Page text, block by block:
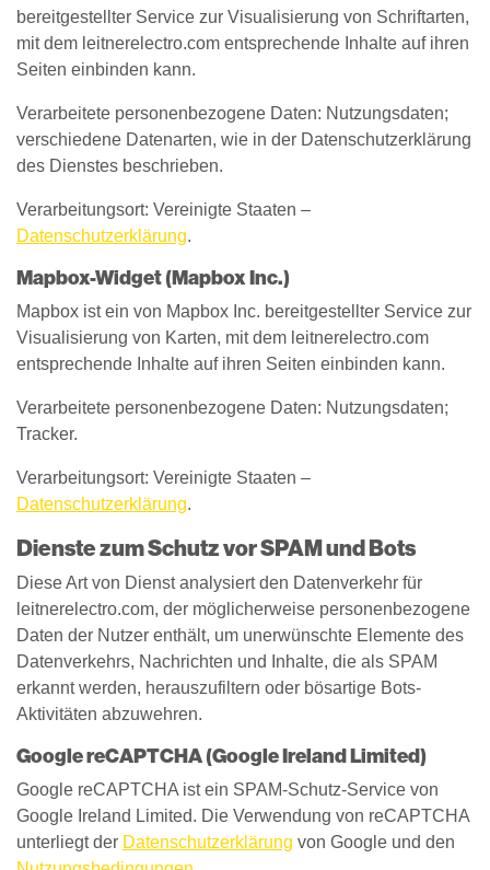
bereitgestellter Service zur Visualisierung von Schriftarten,
mit dem leitnerelectro.com entsprechende Inhalte auf ihren
Seiten einbinden kann.
Verarbeitete personenbezogene Daten: Nutzungsdaten;
verschiedene Datenarten, wie in der Datenschutzerklärung
des Dienstes beschrieben.
Verarbeitungsort: Vereinigte Staaten –
Datenschutzerklärung.
Mapbox-Widget (Mapbox Inc.)
Mapbox ist ein von Mapbox Inc. bereitgestellter Service zur
Visualisierung von Karten, mit dem leitnerelectro.com
entsprechende Inhalte auf ihren Seiten einbinden kann.
Verarbeitete personenbezogene Daten: Nutzungsdaten;
Tracker.
Verarbeitungsort: Vereinigte Staaten –
Datenschutzerklärung.
Dienste zum Schutz vor SPAM und Bots
Diese Art von Dienst analysiert den Datenverkehr für
leitnerelectro.com, der möglicherweise personenbezogene
Daten der Nutzer enthält, um unerwünschte Elemente des
Datenverkehrs, Nachrichten und Inhalte, die als SPAM
erkannt werden, herauszufiltern oder bösartige Bots-
Aktivitäten abzuwehren.
Google reCAPTCHA (Google Ireland Limited)
Google reCAPTCHA ist ein SPAM-Schutz-Service von
Google Ireland Limited. Die Verwendung von reCAPTCHA
unterliegt der Datenschutzerklärung von Google und den